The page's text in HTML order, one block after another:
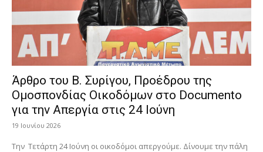
Άρθρο του Β. Συρίγου, Προέδρου της
Ομοσπονδίας Οικοδόμων στο Documento
για την Απεργία στις 24 Ιούνη
19 Ιουνίου 2026
Την Τετάρτη 24 Ιούνη οι οικοδόμοι απεργούμε. Δίνουμε την πάλη